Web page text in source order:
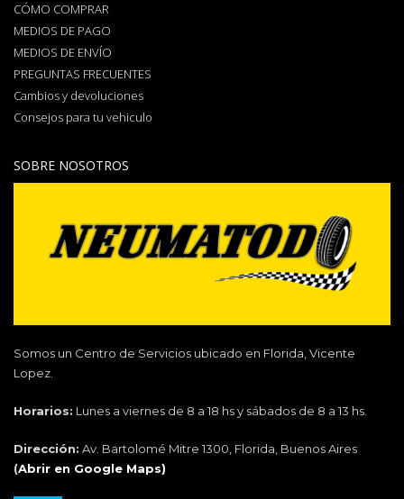
CÓMO COMPRAR
MEDIOS DE PAGO
MEDIOS DE ENVÍO
PREGUNTAS FRECUENTES
Cambios y devoluciones
Consejos para tu vehiculo
SOBRE NOSOTROS
Somos un Centro de Servicios ubicado en Florida, Vicente
Lopez.
Horarios: Lunes a viernes de 8 a 18 hs y sábados de 8 a 13 hs.
Dirección: Av. Bartolomé Mitre 1300, Florida, Buenos Aires
(Abrir en Google Maps)